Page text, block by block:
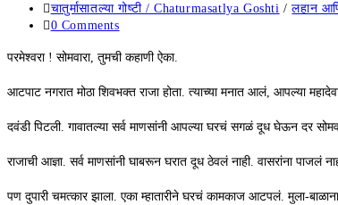
चातुर्मासातल्या गोष्टी / Chaturmasatlya Goshti / लहान
0 Comments
परमेश्वरा ! सोमवारा, तुमची कहाणी ऐका.
आटपाट नगरात मोठा शिवभक्त राजा होता. त्याच्या मनात आलं, आपल्या
दवंडी पिटली. गावातल्या सर्व माणसांनी आपल्या घरचं सगळं दूध घेऊन दर
राजाची आज्ञा. सर्व माणसांनी घाबरून घरात दूध ठेवलं नाही. वासरांना पाजलं
पण दुपारी चमत्कार झाला. एका म्हातारीने घरचं कामकाज आटपलं. मुला-